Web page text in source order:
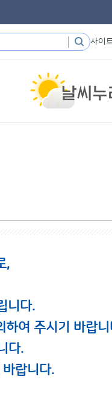
사이
,
니다.
여 주시기 바랍니
다.
랍니다.